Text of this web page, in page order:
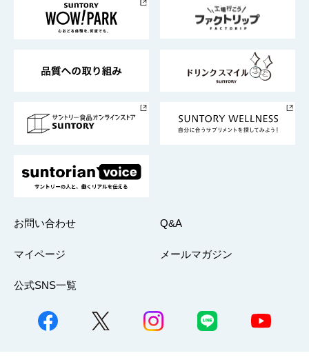
地域情報
サントリーサンバーズ大阪
サントリーが考えるサステナビリティ経営
企業概要
採用情報
お問い合わせ Q&A
マイページ メールマガジン
公式SNS一覧